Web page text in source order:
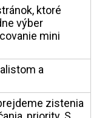
ktoré
výber
mini
a
zistenia